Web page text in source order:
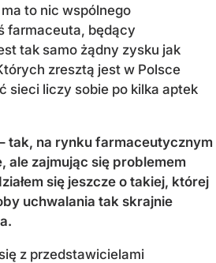
to nic wspólnego
farmaceuta, będący
tak samo żądny zysku jak
zresztą jest w Polsce
sieci liczy sobie po kilka aptek
tak, na rynku farmaceutycznym
ale zajmując się problemem
się jeszcze o takiej, której
uchwalania tak skrajnie
z przedstawicielami